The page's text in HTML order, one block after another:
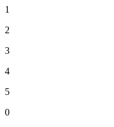
1
2
3
4
5
0